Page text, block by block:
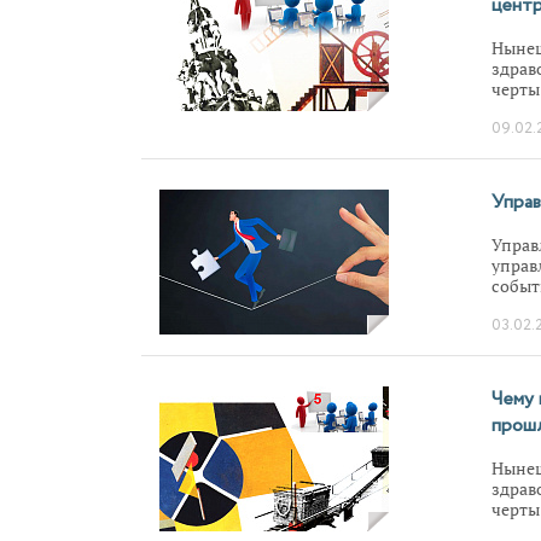
и
как
Чему